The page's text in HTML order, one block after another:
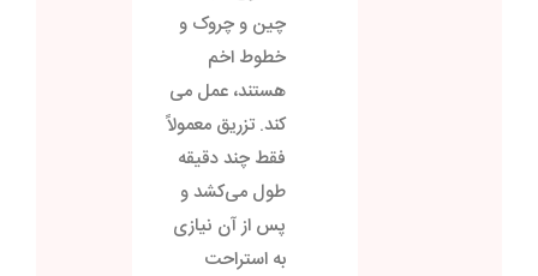
چین و چروک و
خطوط اخم
هستند، عمل می
کند. تزریق معمولاً
فقط چند دقیقه
طول می‌کشد و
پس از آن نیازی
به استراحت